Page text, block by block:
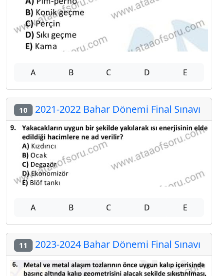
A B C D E
10 2021-2022 Bahar Dönemi Final Sınavı
A B C D E
11 2023-2024 Bahar Dönemi Final Sınavı